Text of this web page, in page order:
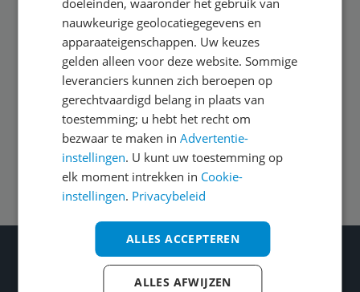
Service
Algemeen
Zakelijk
Volg ons op
Wat je ook kiest: Blijf kieskeurig
Gecontroleerde reviews
doeleinden, waaronder het gebruik van
nauwkeurige geolocatiegegevens en
apparaateigenschappen. Uw keuzes
gelden alleen voor deze website. Sommige
leveranciers kunnen zich beroepen op
gerechtvaardigd belang in plaats van
toestemming; u hebt het recht om
bezwaar te maken inAdvertentie-
instellingen. U kunt uw toestemming op
elk moment intrekken in Cookie-
instellingen. Privacybeleid
ALLES ACCEPTEREN
ALLES AFWIJZEN